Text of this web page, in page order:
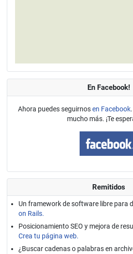
En Facebook!
Ahora puedes seguirnosen Facebook
mucho más. ¡Te
Remitidos
Un framework de software libre para
on Rails.
Posicionamiento SEO y mejora de
Crea tu página web.
¿Buscar cadenas o palabras en